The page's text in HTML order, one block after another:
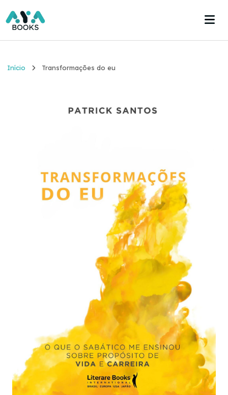
Início Transformações do eu